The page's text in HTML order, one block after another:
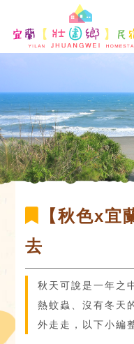
【秋色x宜
去
秋天可說是一年之
熱蚊蟲、沒有冬天
外走走，以下小編